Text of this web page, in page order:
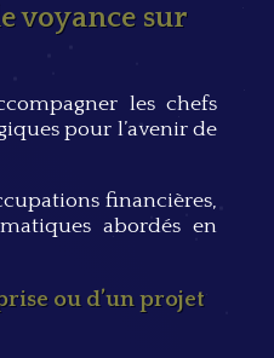
voyance sur
les chefs
pour l’avenir de
financières,
abordés en
ou d’un projet